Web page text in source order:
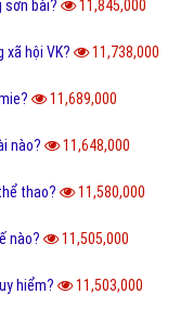
sơn bài? 11,845,000
xã hội VK? 11,738,000
11,689,000
nào? 11,648,000
thao? 11,580,000
nào? 11,505,000
hiểm? 11,503,000